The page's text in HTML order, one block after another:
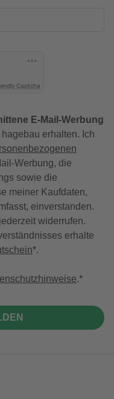
Captcha
E-Mail-Werbung
erhalten. Ich
Werbung, die
sowie die
meiner Kaufdaten,
einverstanden.
widerrufen.
erhalte
*.
.